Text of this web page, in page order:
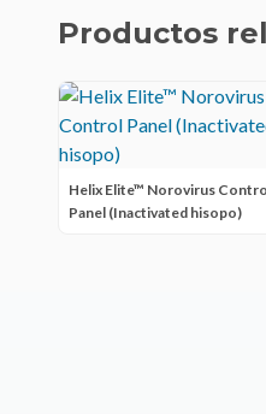
Productos
Helix Elite™ Norovirus
Panel (Inactivated hisopo)